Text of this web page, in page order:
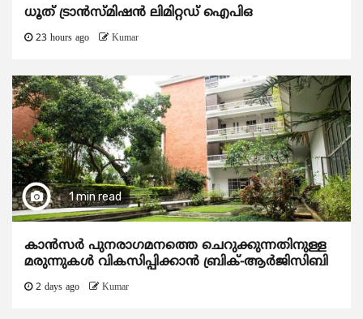
ധൂത് ട്രാൻസ്മിഷൻ ലിമിറ്റഡ് ഐപിഒ
23 hours ago Kumar
1 min read
കാന്‍സര്‍ പുനരാഗമനത്തെ ചെറുക്കുന്നതിനുള്ള
മരുന്നുകള്‍ വികസിപ്പിക്കാന്‍ ബ്രിക്-ആര്‍ജിസിബി
2 days ago Kumar